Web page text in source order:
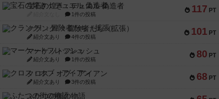
117 PT
宝石の煌き：デュエル 偽造者
1件の投稿
101 PT
クランク! ：冒険者たち（拡張）
紹介文あり 4件の投稿
80 PT
マーケットフレッシュ
紹介文あり 1件の投稿
68 PT
クロス・オブ・アイアン
紹介文あり 3件の投稿
ふたつの街の物語